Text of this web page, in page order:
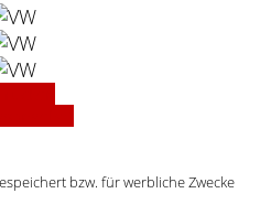
bzw. für werbliche Zwecke